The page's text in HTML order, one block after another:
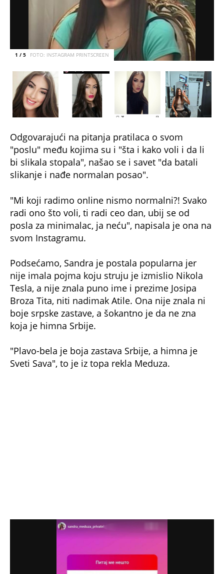
FOTO: INSTAGRAM PRINTSCREEN
"poslu" među kojima su i "šta i kako voli i da li
bi slikala stopala", našao se i savet "da batali
slikanje i nađe normalan posao".
radi ono što voli, ti radi ceo dan, ubij se od
posla za minimalac, ja neću", napisala je ona na
svom Instagramu.
nije imala pojma koju struju je izmislio Nikola
Tesla, a nije znala puno ime i prezime Josipa
Broza Tita, niti nadimak Atile. Ona nije znala ni
boje srpske zastave, a šokantno je da ne zna
koja je himna Srbije.
Sveti Sava", to je iz topa rekla Meduza.
1 / 3 FOTO: PRINTSCREEN/INSTAGRAM